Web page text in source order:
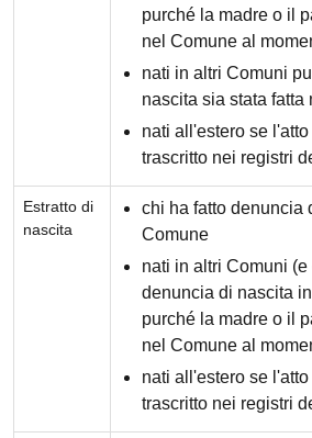
purché la madre o il
nel Comune al
nati in altri Comuni
nascita sia stata fatta
nati all'estero se
trascritto nei registri
Estratto di
nascita
chi ha fatto denuncia
Comune
nati in altri Comuni
denuncia di nascita
purché la madre o il
nel Comune al
nati all'estero se
trascritto nei registri